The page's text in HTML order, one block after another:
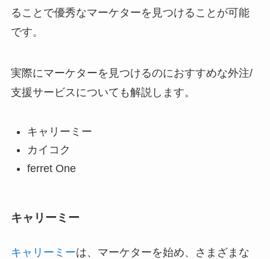
ることで優秀なマーケターを見つけることが可能
です。
実際にマーケターを見つけるのにおすすめな外注/
支援サービスについても解説します。
キャリーミー
カイコク
ferret One
キャリーミー
キャリーミーは、マーケターを始め、さまざまな